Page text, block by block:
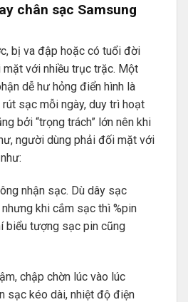
chân sạc Samsung
bị va đập hoặc có tuổi đời
với nhiều trục trặc. Một
dễ hư hỏng điển hình là
sạc mỗi ngày, duy trì hoạt
bởi “trọng trách” lớn nên khi
người dùng phải đối mặt với
nhận sạc. Dù dây sạc
khi cắm sạc thì %pin
biểu tượng sạc pin cũng
chập chờn lúc vào lúc
sạc kéo dài, nhiệt độ điện